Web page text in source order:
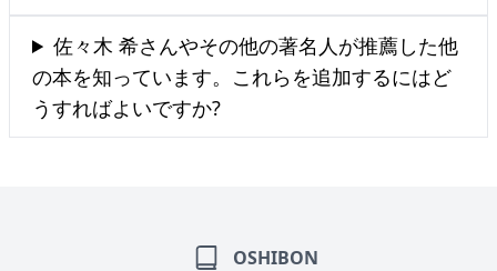
佐々木 希さんやその他の著名人が推薦した他
の本を知っています。これらを追加するにはど
うすればよいですか?
OSHIBON